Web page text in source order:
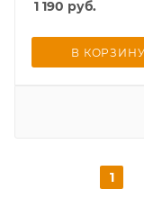
1 190 руб.
В КОРЗИНУ
1